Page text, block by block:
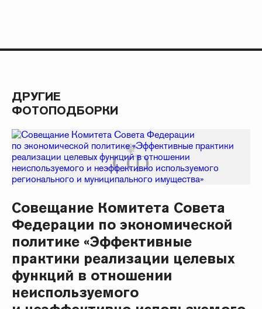
ДРУГИЕ
ФОТОПОДБОРКИ
Совещание Комитета Совета
Федерации по экономической
политике «Эффективные
практики реализации целевых
функций в отношении
неиспользуемого